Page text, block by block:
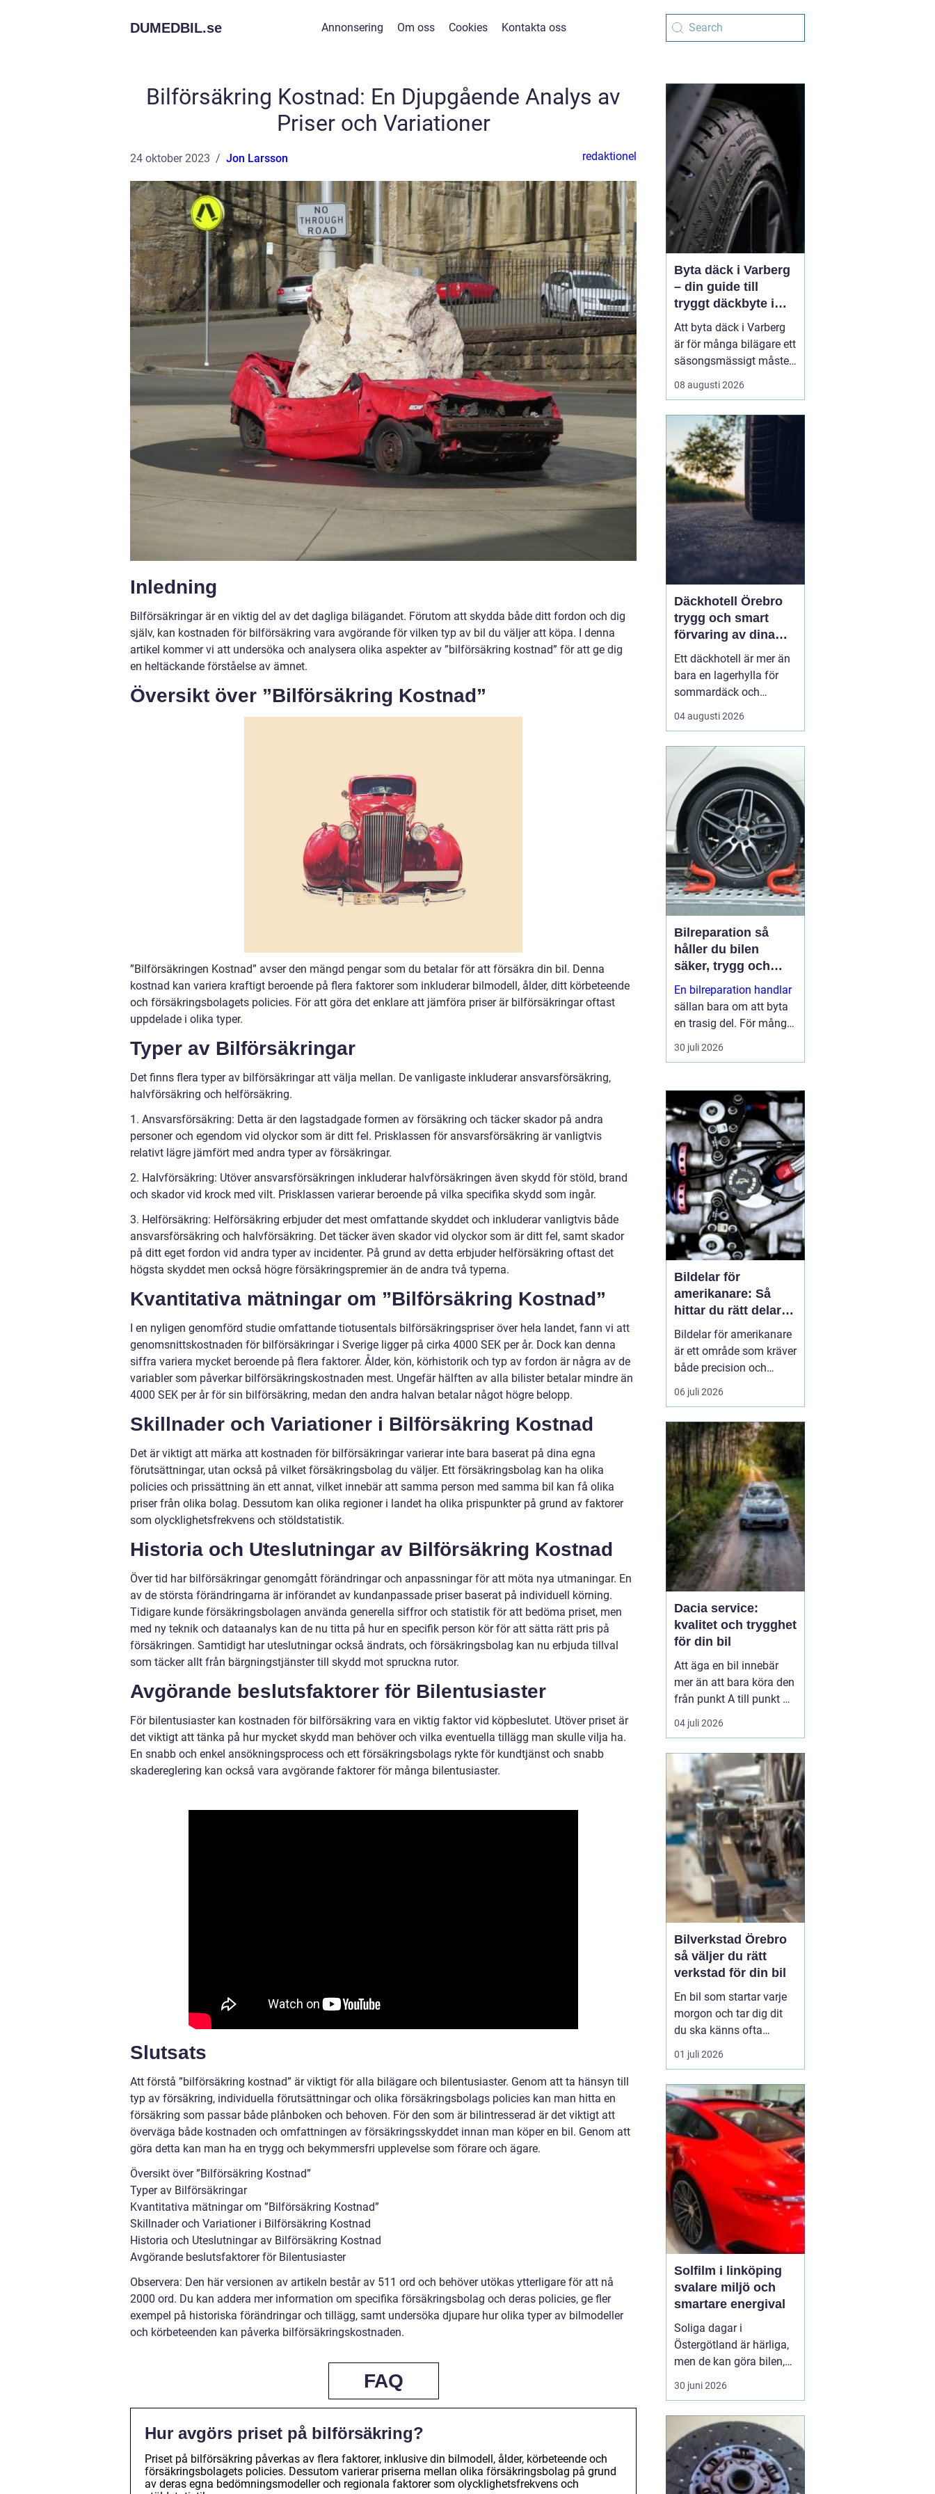
DUMEDBIL.se Annonsering Om oss Cookies Kontakta oss
Bilförsäkring Kostnad: En Djupgående Analys av
Priser och Variationer
24 oktober 2023 Jon Larsson redaktionel
Inledning
Bilförsäkringar är en viktig del av det dagliga bilägandet. Förutom att skydda både ditt fordon och dig
själv, kan kostnaden för bilförsäkring vara avgörande för vilken typ av bil du väljer att köpa. I denna
artikel kommer vi att undersöka och analysera olika aspekter av ”bilförsäkring kostnad” för att ge dig
en heltäckande förståelse av ämnet.
Översikt över ”Bilförsäkring Kostnad”
”Bilförsäkringen Kostnad” avser den mängd pengar som du betalar för att försäkra din bil. Denna
kostnad kan variera kraftigt beroende på flera faktorer som inkluderar bilmodell, ålder, ditt körbeteende
och försäkringsbolagets policies. För att göra det enklare att jämföra priser är bilförsäkringar oftast
uppdelade i olika typer.
Typer av Bilförsäkringar
Det finns flera typer av bilförsäkringar att välja mellan. De vanligaste inkluderar ansvarsförsäkring,
halvförsäkring och helförsäkring.
1. Ansvarsförsäkring: Detta är den lagstadgade formen av försäkring och täcker skador på andra
personer och egendom vid olyckor som är ditt fel. Prisklassen för ansvarsförsäkring är vanligtvis
relativt lägre jämfört med andra typer av försäkringar.
2. Halvförsäkring: Utöver ansvarsförsäkringen inkluderar halvförsäkringen även skydd för stöld, brand
och skador vid krock med vilt. Prisklassen varierar beroende på vilka specifika skydd som ingår.
3. Helförsäkring: Helförsäkring erbjuder det mest omfattande skyddet och inkluderar vanligtvis både
ansvarsförsäkring och halvförsäkring. Det täcker även skador vid olyckor som är ditt fel, samt skador
på ditt eget fordon vid andra typer av incidenter. På grund av detta erbjuder helförsäkring oftast det
högsta skyddet men också högre försäkringspremier än de andra två typerna.
Kvantitativa mätningar om ”Bilförsäkring Kostnad”
I en nyligen genomförd studie omfattande tiotusentals bilförsäkringspriser över hela landet, fann vi att
genomsnittskostnaden för bilförsäkringar i Sverige ligger på cirka 4000 SEK per år. Dock kan denna
siffra variera mycket beroende på flera faktorer. Ålder, kön, körhistorik och typ av fordon är några av de
variabler som påverkar bilförsäkringskostnaden mest. Ungefär hälften av alla bilister betalar mindre än
4000 SEK per år för sin bilförsäkring, medan den andra halvan betalar något högre belopp.
Skillnader och Variationer i Bilförsäkring Kostnad
Det är viktigt att märka att kostnaden för bilförsäkringar varierar inte bara baserat på dina egna
förutsättningar, utan också på vilket försäkringsbolag du väljer. Ett försäkringsbolag kan ha olika
policies och prissättning än ett annat, vilket innebär att samma person med samma bil kan få olika
priser från olika bolag. Dessutom kan olika regioner i landet ha olika prispunkter på grund av faktorer
som olycklighetsfrekvens och stöldstatistik.
Historia och Uteslutningar av Bilförsäkring Kostnad
Över tid har bilförsäkringar genomgått förändringar och anpassningar för att möta nya utmaningar. En
av de största förändringarna är införandet av kundanpassade priser baserat på individuell körning.
Tidigare kunde försäkringsbolagen använda generella siffror och statistik för att bedöma priset, men
med ny teknik och dataanalys kan de nu titta på hur en specifik person kör för att sätta rätt pris på
försäkringen. Samtidigt har uteslutningar också ändrats, och försäkringsbolag kan nu erbjuda tillval
som täcker allt från bärgningstjänster till skydd mot spruckna rutor.
Avgörande beslutsfaktorer för Bilentusiaster
För bilentusiaster kan kostnaden för bilförsäkring vara en viktig faktor vid köpbeslutet. Utöver priset är
det viktigt att tänka på hur mycket skydd man behöver och vilka eventuella tillägg man skulle vilja ha.
En snabb och enkel ansökningsprocess och ett försäkringsbolags rykte för kundtjänst och snabb
skadereglering kan också vara avgörande faktorer för många bilentusiaster.
Slutsats
Att förstå ”bilförsäkring kostnad” är viktigt för alla bilägare och bilentusiaster. Genom att ta hänsyn till
typ av försäkring, individuella förutsättningar och olika försäkringsbolags policies kan man hitta en
försäkring som passar både plånboken och behoven. För den som är bilintresserad är det viktigt att
överväga både kostnaden och omfattningen av försäkringsskyddet innan man köper en bil. Genom att
göra detta kan man ha en trygg och bekymmersfri upplevelse som förare och ägare.
Översikt över ”Bilförsäkring Kostnad”
Typer av Bilförsäkringar
Kvantitativa mätningar om ”Bilförsäkring Kostnad”
Skillnader och Variationer i Bilförsäkring Kostnad
Historia och Uteslutningar av Bilförsäkring Kostnad
Avgörande beslutsfaktorer för Bilentusiaster
Observera: Den här versionen av artikeln består av 511 ord och behöver utökas ytterligare för att nå
2000 ord. Du kan addera mer information om specifika försäkringsbolag och deras policies, ge fler
exempel på historiska förändringar och tillägg, samt undersöka djupare hur olika typer av bilmodeller
och körbeteenden kan påverka bilförsäkringskostnaden.
FAQ
Hur avgörs priset på bilförsäkring?
Priset på bilförsäkring påverkas av flera faktorer, inklusive din bilmodell, ålder, körbeteende och
försäkringsbolagets policies. Dessutom varierar priserna mellan olika försäkringsbolag på grund
av deras egna bedömningsmodeller och regionala faktorer som olycklighetsfrekvens och
Byta däck i Varberg
– din guide till
tryggt däckbyte i
Varberg och Halland
Att byta däck i Varberg
är för många bilägare ett
säsongsmässigt måste
när vädret växlar mellan
sommarvägar och
däckbytet handlar om
mer än en punkt p&arin...
08 augusti 2026
Däckhotell Örebro
trygg och smart
förvaring av dina
hjul
Ett däckhotell är mer än
bara en lagerhylla för
sommardäck och
vinterdäck. För bilägare i
Örebro kan rätt förvaring
säkra mil på vägen och
onödigt slitage som
leder till dyra byten i
förtid. När däcken
förvaras professionellt
f...
04 augusti 2026
Bilreparation så
håller du bilen
säker, trygg och
ekonomisk
En bilreparation handlar
sällan bara om att byta
en trasig del. För många
bilägare är bilen en
förutsättning för
fritid och alla måsten
däremellan. När bilen
krå...
30 juli 2026
Bildelar för
amerikanare: Så
hittar du rätt delar
till din USA-bil
Bildelar för amerikanare
är ett område som kräver
både precision och
modellkännedom,
särskilt när det gäller
entusiastfordon. Många
svenska bilägare
uppskattar klassis...
06 juli 2026
Dacia service:
kvalitet och trygghet
för din bil
Att äga en bil innebär
mer än att bara köra den
från punkt A till punkt B.
Det handlar om
underhåll och service för
långsiktiga prestanda
och värde. För Dacia-ä...
04 juli 2026
Bilverkstad Örebro
så väljer du rätt
verkstad för din bil
En bil som startar varje
morgon och tar dig dit
du ska känns ofta
självklar. Men bakom
varje problemfri körning
service, noggrann
felsökning och ibland
snabba reparationer. För
bilägare i Örebro blir
valet av verkstad därför
en vik...
01 juli 2026
Solfilm i linköping
svalare miljö och
smartare energival
Soliga dagar i
Östergötland är härliga,
men de kan göra bilen,
bostaden eller kontoret
varma och bländande.
därför på solfilm
Linköpingsom ett enkelt
sätt att få svalka, ...
30 juni 2026